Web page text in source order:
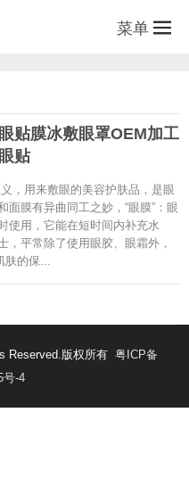
菜单
贴膜冰敷眼罩OEM加工
贴
，用来敷眼的美容护肤品，是眼
面膜有异曲同工之妙，“眼膜”：眼
使用，它能在短时间内补充水
，平常除了使用眼胶、眼霜外，
肤的保...
Reserved.版权所有 粤ICP备
号-4